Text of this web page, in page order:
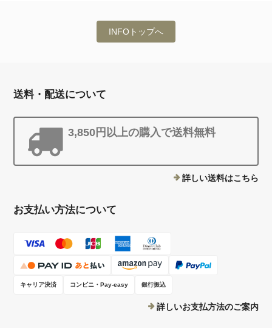
INFOトップへ
送料・配送について
3,850円以上の購入で送料無料
詳しい送料はこちら
お支払い方法について
キャリア決済 コンビニ・Pay-easy 銀行振込
詳しいお支払方法のご案内